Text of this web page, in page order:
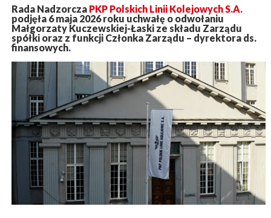
Rada Nadzorcza PKP Polskich Linii Kolejowych S.A.
podjęła 6 maja 2026 roku uchwałę o odwołaniu
Małgorzaty Kuczewskiej-Łaski ze składu Zarządu
spółki oraz z funkcji Członka Zarządu – dyrektora ds.
finansowych.